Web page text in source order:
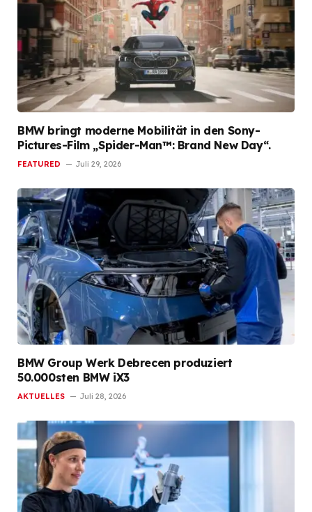
BMW bringt moderne Mobilität in den Sony-
Pictures-Film „Spider-Man™: Brand New Day“.
FEATURED Juli 29, 2026
BMW Group Werk Debrecen produziert
50.000sten BMW iX3
AKTUELLES Juli 28, 2026